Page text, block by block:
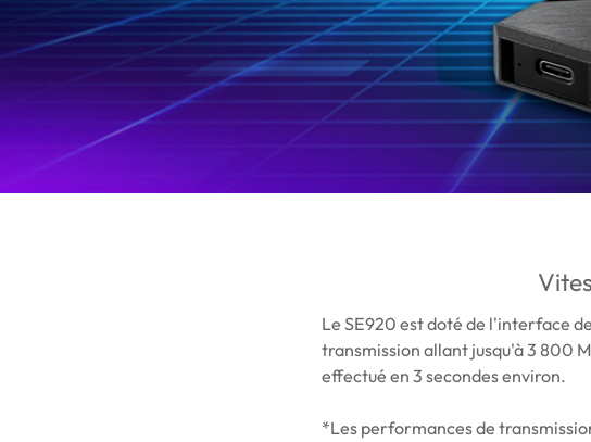
Le SE920 est doté de l'interface
transmission allant jusqu'à 3 800
effectué en 3 secondes environ.
*Les performances de